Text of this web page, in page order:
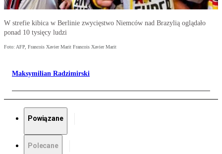
W strefie kibica w Berlinie zwycięstwo Niemców nad Brazylią oglądało
ponad 10 tysięcy ludzi
Foto: AFP, Francois Xavier Marit Francois Xavier Marit
Maksymilian Radzimirski
Powiązane
Polecane